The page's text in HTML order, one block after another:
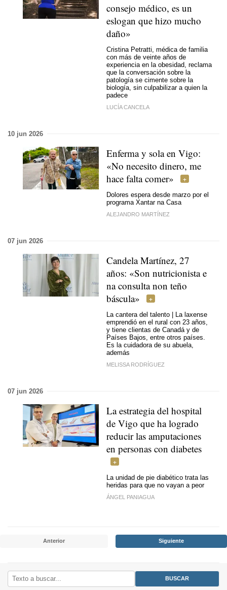
consejo médico, es un
eslogan que hizo mucho
daño»
Cristina Petratti, médica de familia
con más de veinte años de
experiencia en la obesidad, reclama
que la conversación sobre la
patología se cimente sobre la
biología, sin culpabilizar a quien la
padece
LUCÍA CANCELA
10 jun 2026
Enferma y sola en Vigo:
«No necesito dinero, me
hace falta comer»
Dolores espera desde marzo por el
programa Xantar na Casa
ALEJANDRO MARTÍNEZ
07 jun 2026
Candela Martínez, 27
años: «Son nutricionista e
na consulta non teño
báscula»
La cantera del talento | La laxense
emprendió en el rural con 23 años,
y tiene clientas de Canadá y de
Países Bajos, entre otros países.
Es la cuidadora de su abuela,
además
MELISSA RODRÍGUEZ
07 jun 2026
La estrategia del hospital
de Vigo que ha logrado
reducir las amputaciones
en personas con diabetes
La unidad de pie diabético trata las
heridas para que no vayan a peor
ÁNGEL PANIAGUA
Anterior Siguiente